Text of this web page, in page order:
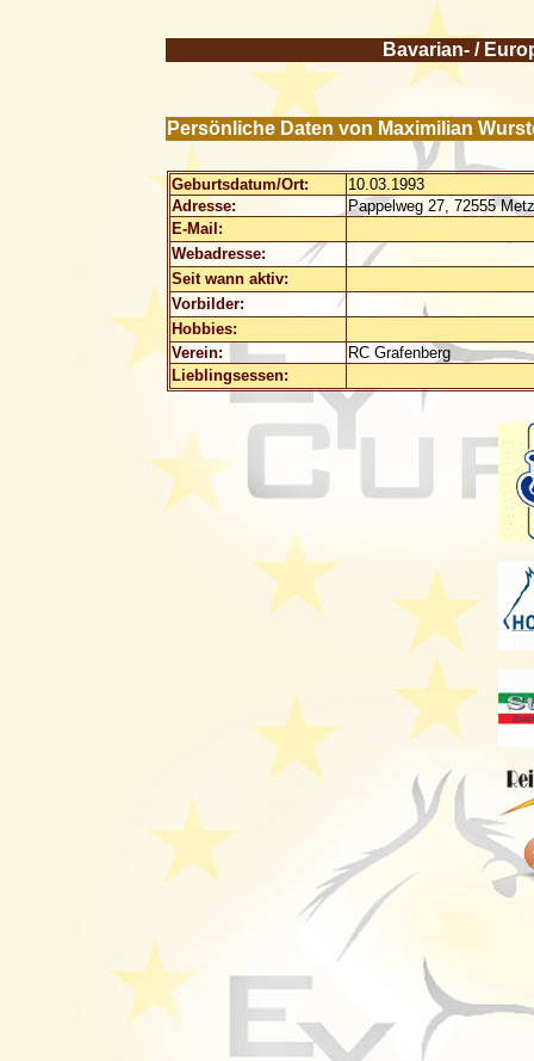
Bavarian- /
Persönliche Daten von Maximilian
Geburtsdatum/Ort:
10.03.1993
Adresse:
Pappelweg 27, 72555
E-Mail:
Webadresse:
Seit wann aktiv:
Vorbilder:
Hobbies:
Verein:
RC Grafenberg
Lieblingsessen: